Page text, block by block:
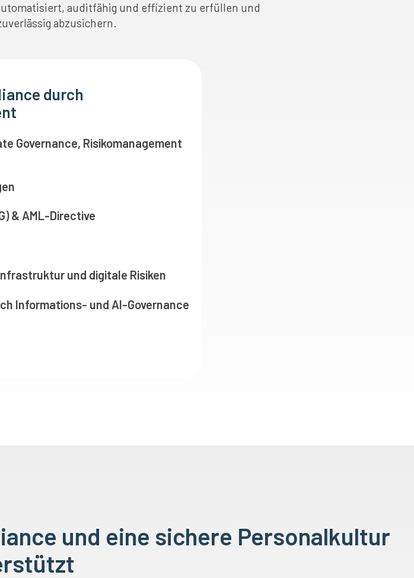
auditfähig und effizient zu erfüllen und
abzusichern.
durch
Governance, Risikomanagement
& AML-Directive
und digitale Risiken
Informations- und AI-Governance
und eine sichere Personalkultur